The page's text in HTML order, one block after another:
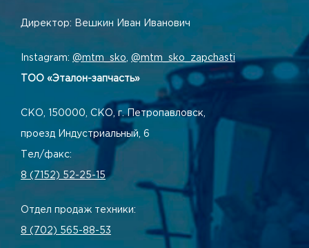
Директор: Вешкин Иван Иванович
Instagram: @mtm_sko @mtm_sko_zapchasti
ТОО «Эталон-запчасть»
СКО, 150000, СКО, г. Петропавловск,
проезд Индустриальный, 6
Тел/факс:
8 (7152) 52-25-15
Отдел продаж техники:
8 (702) 565-88-53